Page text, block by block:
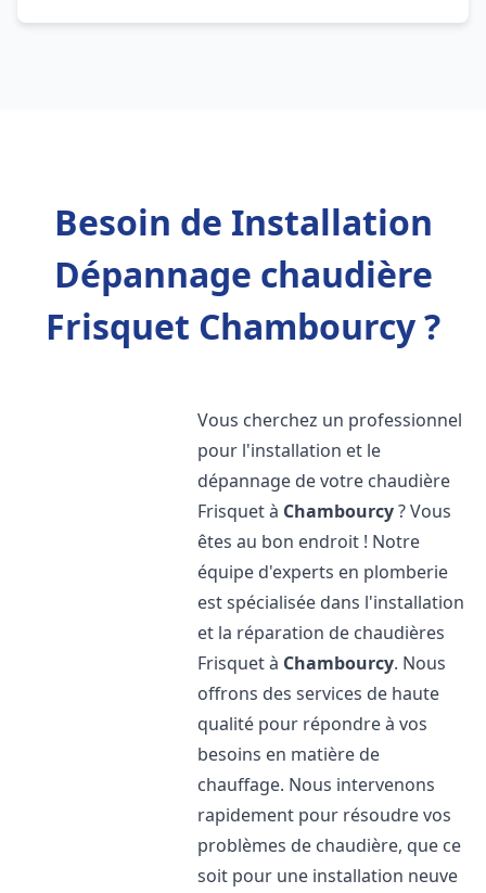
Besoin de Installation
Dépannage chaudière
Frisquet Chambourcy ?
Vous cherchez un professionnel
pour l'installation et le
dépannage de votre chaudière
Frisquet à Chambourcy? Vous
êtes au bon endroit ! Notre
équipe d'experts en plomberie
est spécialisée dans l'installation
et la réparation de chaudières
Frisquet à Chambourcy. Nous
offrons des services de haute
qualité pour répondre à vos
besoins en matière de
chauffage. Nous intervenons
rapidement pour résoudre vos
problèmes de chaudière, que ce
soit pour une installation neuve